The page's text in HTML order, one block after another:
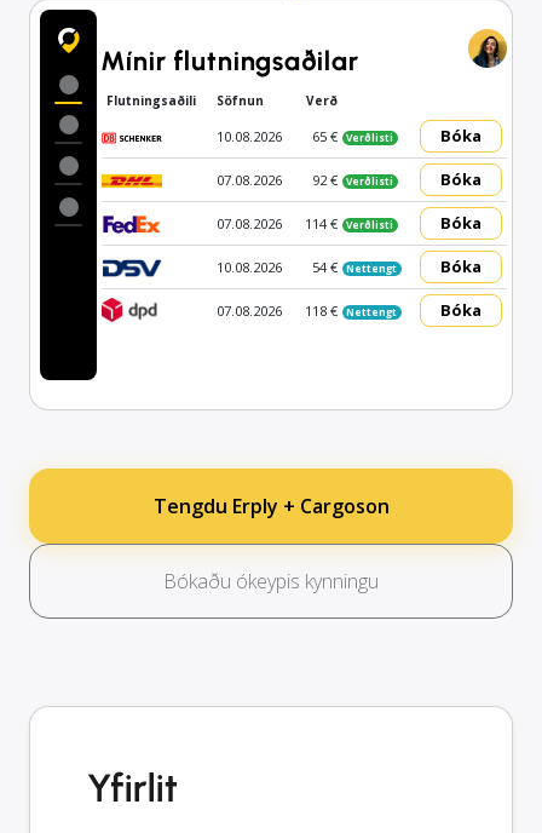
Mínir flutningsaðilar
Flutningsaðili Söfnun Verð
10.08.2026 65 € Verðlisti Bóka
07.08.2026 92 € Verðlisti Bóka
07.08.2026 114 € Verðlisti Bóka
10.08.2026 54 € Nettengt Bóka
07.08.2026 118 € Nettengt Bóka
Tengdu Erply + Cargoson
Bókaðu ókeypis kynningu
Yfirlit